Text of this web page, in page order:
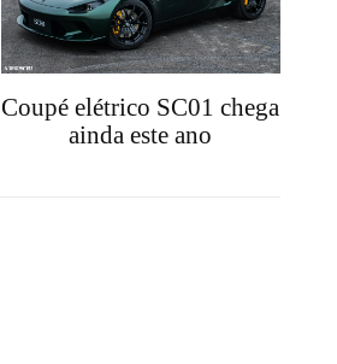
Coupé elétrico SC01 chega
ainda este ano